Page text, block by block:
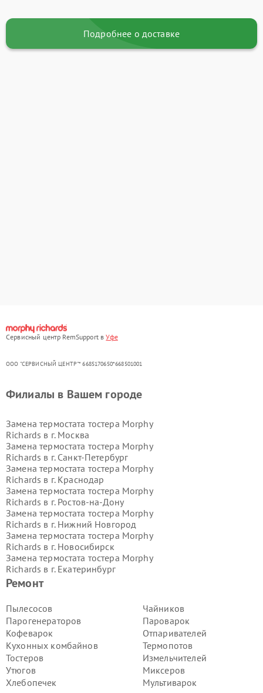
Подробнее о доставке
Сервисный центр RemSupport вУфе
ООО "СЕРВИСНЫЙ ЦЕНТР"* 6685170650*668501001
Ремонт
Пылесосов
Парогенераторов
Кофеварок
Кухонных комбайнов
Тостеров
Утюгов
Хлебопечек
Чайников
Пароварок
Отпаривателей
Термопотов
Измельчителей
Миксеров
Мультиварок
Филиалы в Вашем городе
Замена термостата тостера Morphy
Richards в г. Москва
Замена термостата тостера Morphy
Richards в г. Санкт-Петербург
Замена термостата тостера Morphy
Richards в г. Краснодар
Замена термостата тостера Morphy
Richards в г. Ростов-на-Дону
Замена термостата тостера Morphy
Richards в г. Нижний Новгород
Замена термостата тостера Morphy
Richards в г. Новосибирск
Замена термостата тостера Morphy
Richards в г. Екатеринбург
Замена термостата тостера Morphy
Richards в г.
Richards в г.
Замена термостата тостера Morphy
Richards в г.
Замена термостата тостера Morphy
Richards в г.
Замена термостата тостера Morphy
Richards в г.